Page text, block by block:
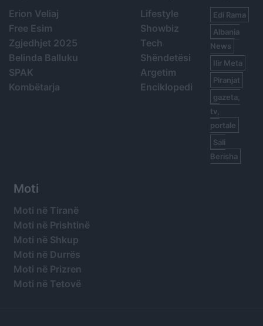
Erion Veliaj
Free Esim
Zgjedhjet 2025
Belinda Balluku
SPAK
Kombëtarja
Lifestyle
Showbiz
Tech
Shëndetësi
Argetim
Enciklopedi
Edi Rama
Albania
News
Ilir Meta
Piranjat
gazeta,
tv,
portale
Sali
Berisha
Moti
Moti në Tiranë
Moti në Prishtinë
Moti në Shkup
Moti në Durrës
Moti në Prizren
Moti në Tetovë